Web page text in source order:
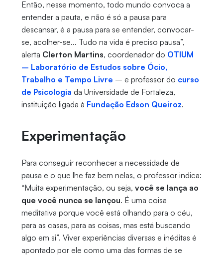
Então, nesse momento, todo mundo convoca a
entender a pauta, e não é só a pausa para
descansar, é a pausa para se entender, convocar-
se, acolher-se... Tudo na vida é preciso pausa”,
alerta Clerton Martins, coordenador do OTIUM
– Laboratório de Estudos sobre Ócio,
Trabalho e Tempo Livre – e professor do curso
de Psicologia da Universidade de Fortaleza,
instituição ligada à Fundação Edson Queiroz.
Experimentação
Para conseguir reconhecer a necessidade de
pausa e o que lhe faz bem nelas, o professor indica:
“Muita experimentação, ou seja, você se lança ao
que você nunca se lançou. É uma coisa
meditativa porque você está olhando para o céu,
para as casas, para as coisas, mas está buscando
algo em si”. Viver experiências diversas e inéditas é
apontado por ele como uma das formas de se